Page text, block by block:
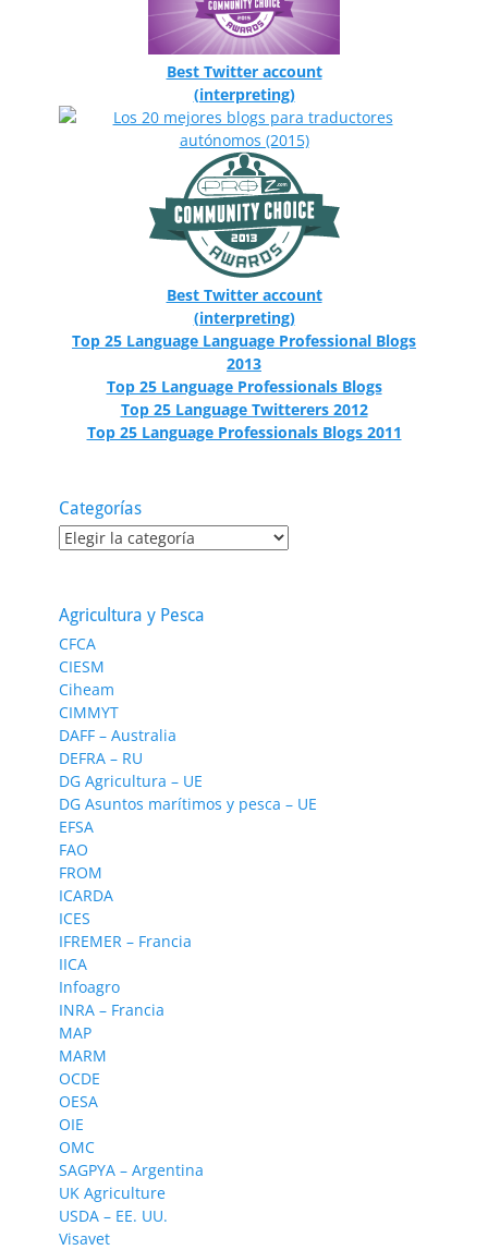
Best Twitter account
(interpreting)
Best Twitter account
(interpreting)
Top 25 Language Language Professional Blogs
2013
Top 25 Language Professionals Blogs
Top 25 Language Twitterers 2012
Top 25 Language Professionals Blogs 2011
Categorías
Categorías
Agricultura y Pesca
CFCA
CIESM
Ciheam
CIMMYT
DAFF – Australia
DEFRA – RU
DG Agricultura – UE
DG Asuntos marítimos y pesca – UE
EFSA
FAO
FROM
ICARDA
ICES
IFREMER – Francia
IICA
Infoagro
INRA – Francia
MAP
MARM
OCDE
OESA
OIE
OMC
SAGPYA – Argentina
UK Agriculture
USDA – EE. UU.
Visavet